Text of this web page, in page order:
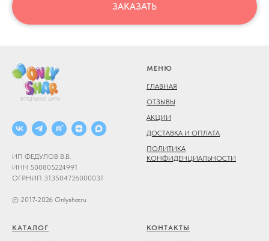
ЗАКАЗАТЬ
ИП ФЕДУЛОВ В.В.
ИНН 500805224991
ОГРНИП 313504726000031
© 2017-2026 Onlyshar.ru
МЕНЮ
ГЛАВНАЯ
ОТЗЫВЫ
АКЦИИ
ДОСТАВКА И ОПЛАТА
ПОЛИТИКА
КОНФИДЕНЦИАЛЬНОСТИ
КАТАЛОГ КОНТАКТЫ